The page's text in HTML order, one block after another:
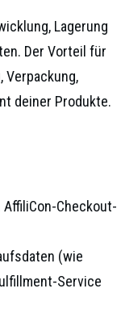
Lagerung
Der Vorteil für
Verpackung,
deiner Produkte.
Checkout-
(wie
Service